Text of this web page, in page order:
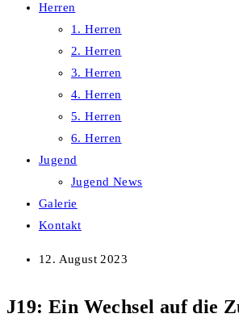
Herren
1. Herren
2. Herren
3. Herren
4. Herren
5. Herren
6. Herren
Jugend
Jugend News
Galerie
Kontakt
12. August 2023
J19: Ein Wechsel auf die